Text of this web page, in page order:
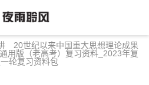
20世纪以来中国重大思想理论成果
用版（老高考）复习资料_2023年复
轮复习资料包